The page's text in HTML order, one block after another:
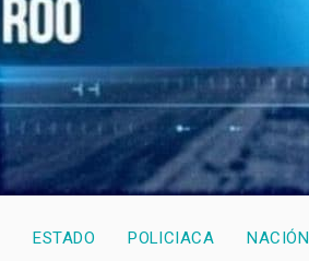
ESTADO POLICIACA NACIÓN